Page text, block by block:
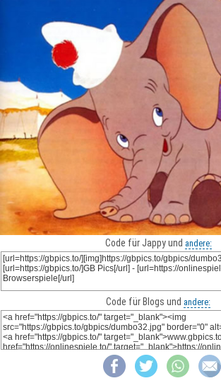
Code für Jappy und andere:
Code für Blogs und andere: